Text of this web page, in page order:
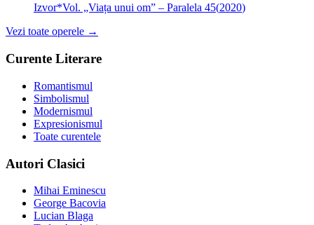
Izvor*Vol. „Viața unui om” – Paralela 45(2020)
Vezi toate operele →
Curente Literare
Romantismul
Simbolismul
Modernismul
Expresionismul
Toate curentele
Autori Clasici
Mihai Eminescu
George Bacovia
Lucian Blaga